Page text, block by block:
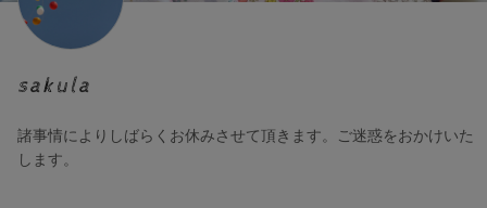
sakula
諸事情によりしばらくお休みさせて頂きます。ご迷惑をおかけいた
します。